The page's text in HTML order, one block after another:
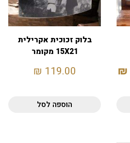
₪
בלוק זכוכית אקרילית
15X21 מקומר
119.00
₪
הוספה לסל